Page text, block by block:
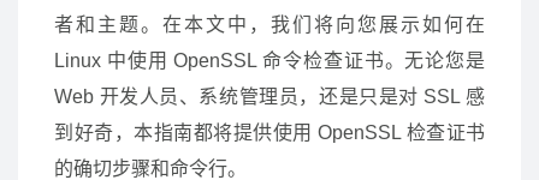
者和主题。在本文中，我们将向您展示如何在
Linux 中使用 OpenSSL 命令检查证书。无论您是
Web 开发人员、系统管理员，还是只是对 SSL 感
到好奇，本指南都将提供使用 OpenSSL 检查证书
的确切步骤和命令行。